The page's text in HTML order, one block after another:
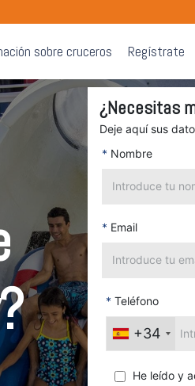
sobre cruceros Regístrate
¿Necesitas
Deje aquí sus
* Nombre
* Email
* Teléfono
+34
He leído y